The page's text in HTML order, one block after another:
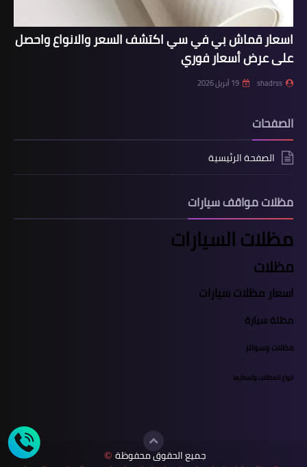
اسعار قماش بي في سي اكتشف السعر والانواع واحصل
على عرض أسعار فوري
shadrss 19 أبريل 2026
الصفحات
الصفحة الرئيسية
مظلات مواقف سيارات
مظلات السيارات
مظلات
اسعار مظلات سيارات
مظلة سيارة
مظلات وسواتر
انواع المظلات واسعارها
جميع الحقوق محفوظة ©